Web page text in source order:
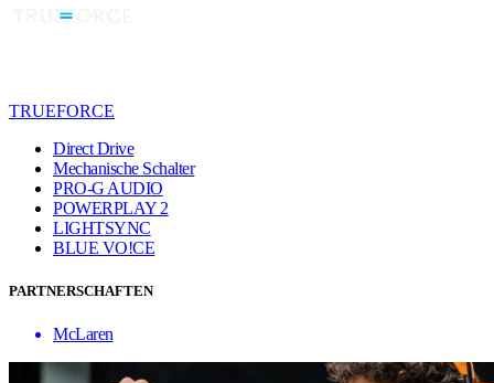
TRUEFORCE
Direct Drive
Mechanische Schalter
PRO-G AUDIO
POWERPLAY 2
LIGHTSYNC
BLUE VO!CE
PARTNERSCHAFTEN
McLaren